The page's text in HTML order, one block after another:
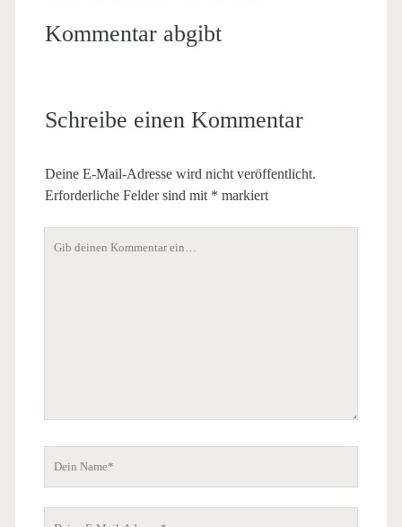
Kommentar abgibt
Schreibe einen Kommentar
Deine E-Mail-Adresse wird nicht veröffentlicht.
Erforderliche Felder sind mit * markiert